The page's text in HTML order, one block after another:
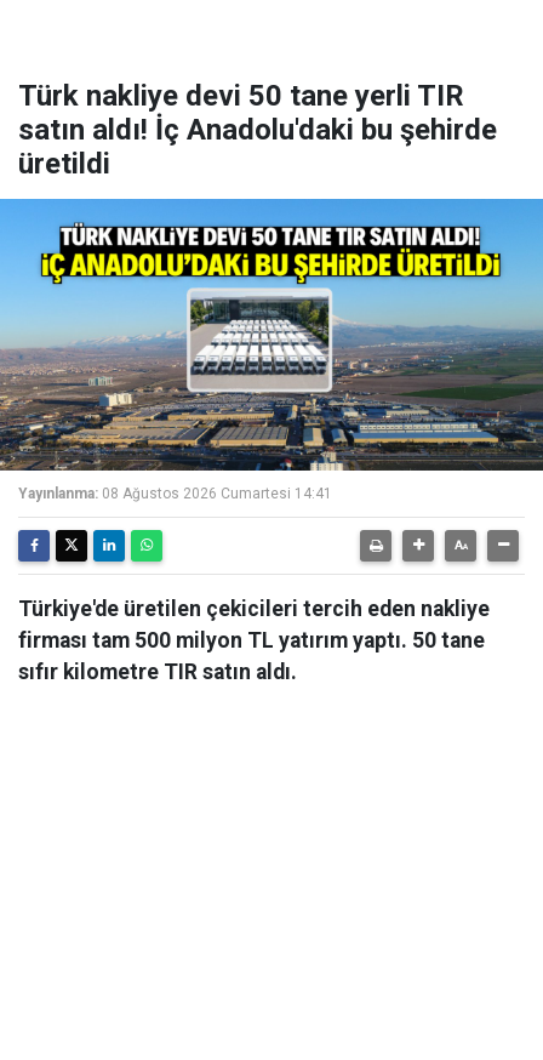
Türk nakliye devi 50 tane yerli TIR
satın aldı! İç Anadolu'daki bu şehirde
üretildi
Yayınlanma: 08 Ağustos 2026 Cumartesi 14:41
Türkiye'de üretilen çekicileri tercih eden nakliye
firması tam 500 milyon TL yatırım yaptı. 50 tane
sıfır kilometre TIR satın aldı.